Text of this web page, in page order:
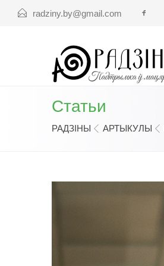
radziny.by@gmail.com
Статьи
РАДЗІНЫ АРТЫКУЛЫ